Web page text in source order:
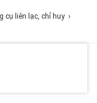
cụ liên lạc, chỉ huy ›